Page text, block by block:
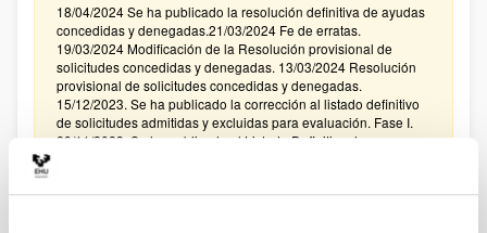
18/04/2024 Se ha publicado la resolución definitiva de ayudas
concedidas y denegadas.21/03/2024 Fe de erratas.
19/03/2024 Modificación de la Resolución provisional de
solicitudes concedidas y denegadas. 13/03/2024 Resolución
provisional de solicitudes concedidas y denegadas.
15/12/2023. Se ha publicado la corrección al listado definitivo
de solicitudes admitidas y excluidas para evaluación. Fase I.
29/11/2023. Se ha publicado el Listado Definitivo de